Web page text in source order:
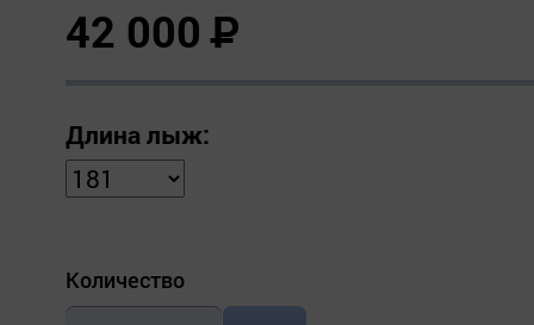
42 000Р
Длина лыж:
Количество